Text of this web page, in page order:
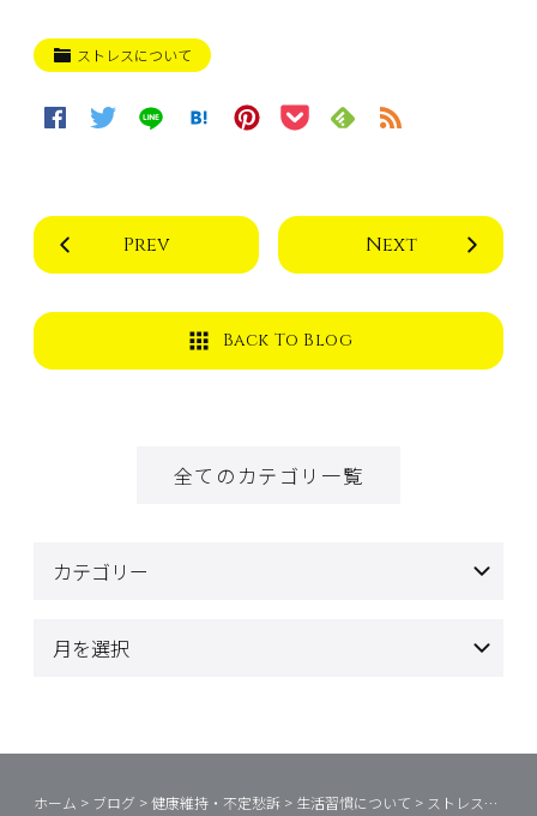
ストレスについて
Prev Next
Back To Blog
全てのカテゴリ一覧
ホーム > ブログ >健康維持・不定愁訴 > 生活習慣について > ストレスについて